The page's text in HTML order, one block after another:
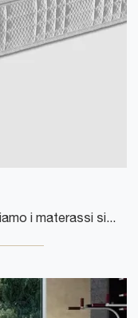
Esperti del buon riposo! Ti presentiamo i materassi singoli in memory foam di Manifattura Falomo: clicca e scopri di più sul modello Golf Memory.